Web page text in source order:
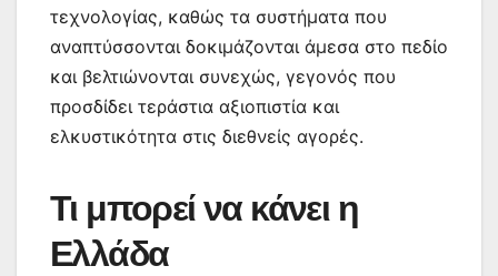
τεχνολογίας, καθώς τα συστήματα που
αναπτύσσονται δοκιμάζονται άμεσα στο πεδίο
και βελτιώνονται συνεχώς, γεγονός που
προσδίδει τεράστια αξιοπιστία και
ελκυστικότητα στις διεθνείς αγορές.
Τι μπορεί να κάνει η
Ελλάδα